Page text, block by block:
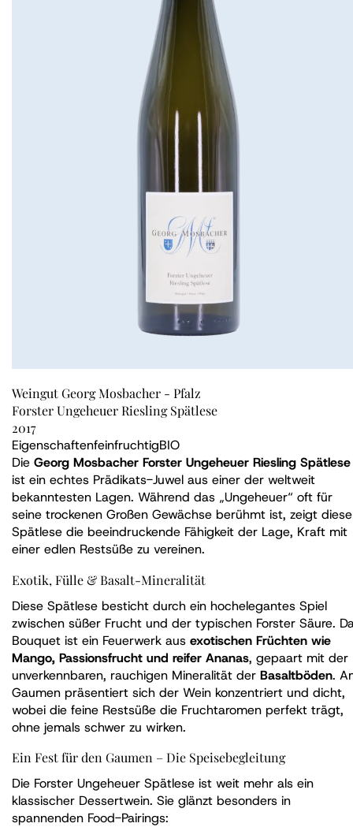
Weingut Georg Mosbacher - Pfalz
Forster Ungeheuer Riesling Spätlese
2017
EigenschaftenfeinfruchtigBIO
Die Georg Mosbacher Forster Ungeheuer Riesling Spätlese
ist ein echtes Prädikats-Juwel aus einer der weltweit
bekanntesten Lagen. Während das „Ungeheuer“ oft für
seine trockenen Großen Gewächse berühmt ist, zeigt diese
Spätlese die beeindruckende Fähigkeit der Lage, Kraft mit
einer edlen Restsüße zu vereinen.
Exotik, Fülle & Basalt-Mineralität
Diese Spätlese besticht durch ein hochelegantes Spiel
zwischen süßer Frucht und der typischen Forster Säure.
Bouquet ist ein Feuerwerk aus exotischen Früchten wie
Mango, Passionsfrucht und reifer Ananas, gepaart mit der
unverkennbaren, rauchigen Mineralität der Basaltböden.
Gaumen präsentiert sich der Wein konzentriert und dicht,
wobei die feine Restsüße die Fruchtaromen perfekt trägt,
ohne jemals schwer zu wirken.
Ein Fest für den Gaumen – Die Speisebegleitung
Die Forster Ungeheuer Spätlese ist weit mehr als ein
klassischer Dessertwein. Sie glänzt besonders in
spannenden Food-Pairings: